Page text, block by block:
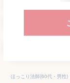
ほっこり法師(60代・男性)